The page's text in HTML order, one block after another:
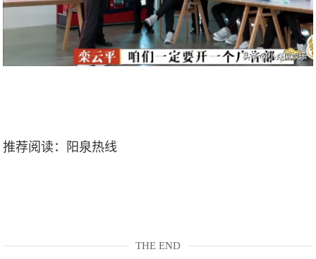
推荐阅读： 阳泉热线
THE END